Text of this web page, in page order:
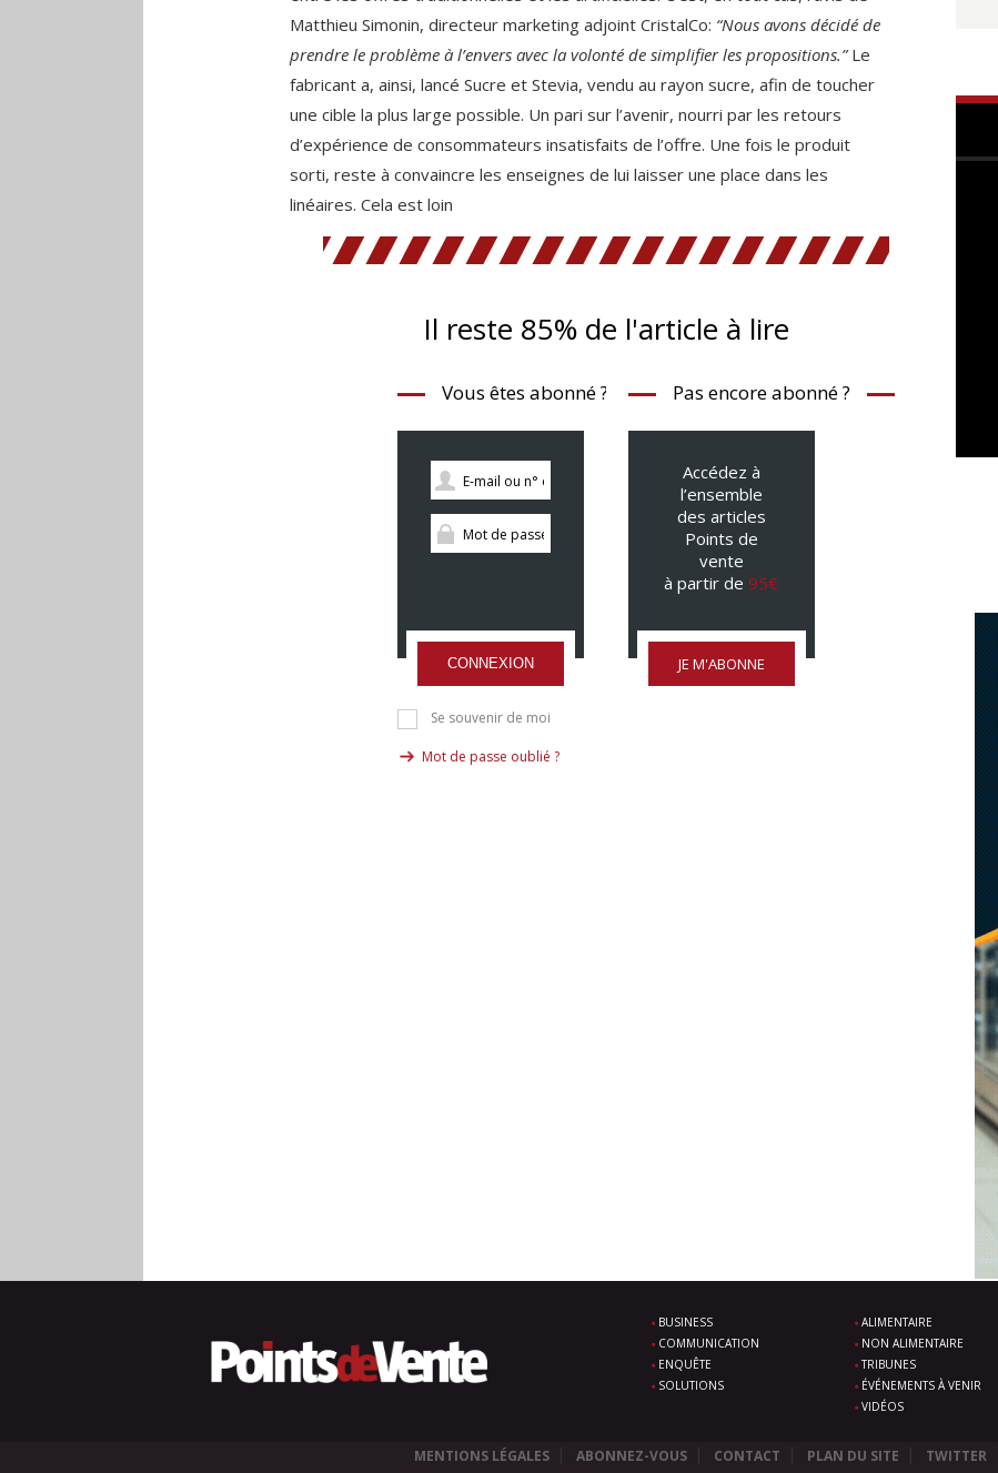
Matthieu Simonin, directeur marketing adjoint CristalCo: “Nous avons décidé de
prendre le problème à l’envers avec la volonté de simplifier les propositions.”Le
fabricant a, ainsi, lancé Sucre et Stevia, vendu au rayon sucre, afin de toucher
une cible la plus large possible. Un pari sur l’avenir, nourri par les retours
d’expérience de consommateurs insatisfaits de l’offre. Une fois le produit
sorti, reste à convaincre les enseignes de lui laisser une place dans les
linéaires. Cela est loin
Il reste 85% de l'article à lire
Vous êtes abonné ?
CONNEXION
Se souvenir de moi
Mot de passe oublié ?
Pas encore abonné ?
Accédez à
l’ensemble
des articles
Points de
vente
à partir de 95€
JE M'ABONNE
BUSINESS
COMMUNICATION
ENQUÊTE
SOLUTIONS
ALIMENTAIRE
NON ALIMENTAIRE
TRIBUNES
ÉVÉNEMENTS À VENIR
VIDÉOS
MENTIONS LÉGALES ABONNEZ-VOUS CONTACT PLAN DU SITE TWITTER